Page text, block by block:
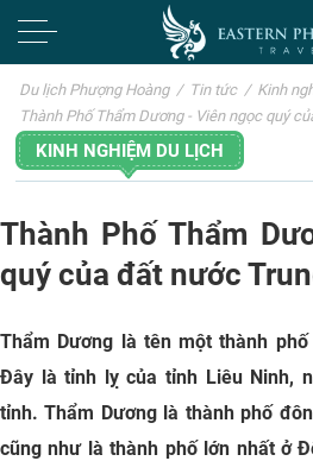
Du lịch Phượng Hoàng / Tin tức / Kinh
Thành Phố Thẩm Dương - Viên ngọc quý
KINH NGHIỆM DU LỊCH
Thành Phố Thẩm
quý của đất nước
Thẩm Dương là tên một thành
Đây là tỉnh lỵ của tỉnh Liêu Ninh,
tỉnh. Thẩm Dương là thành phố
cũng như là thành phố lớn nhất ở